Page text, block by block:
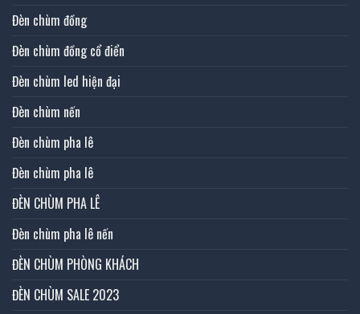
Đèn chùm đồng
Đèn chùm đồng cổ điển
Đèn chùm led hiện đại
Đèn chùm nến
Đèn chùm pha lê
Đèn chùm pha lê
ĐÈN CHÙM PHA LÊ
Đèn chùm pha lê nến
ĐÈN CHÙM PHÒNG KHÁCH
ĐÈN CHÙM SALE 2023